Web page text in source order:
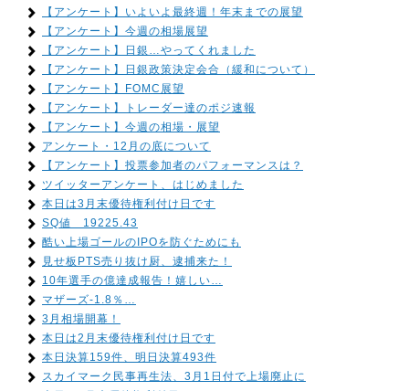
【アンケート】いよいよ最終週！年末までの展望
【アンケート】今週の相場展望
【アンケート】日銀…やってくれました
【アンケート】日銀政策決定会合（緩和について）
【アンケート】FOMC展望
【アンケート】トレーダー達のポジ速報
【アンケート】今週の相場・展望
アンケート・12月の底について
【アンケート】投票参加者のパフォーマンスは？
ツイッターアンケート、はじめました
本日は3月末優待権利付け日です
SQ値 19225.43
酷い上場ゴールのIPOを防ぐためにも
見せ板PTS売り抜け厨、逮捕来た！
10年選手の億達成報告！嬉しい…
マザーズ-1.8％…
3月相場開幕！
本日は2月末優待権利付け日です
本日決算159件、明日決算493件
スカイマーク民事再生法、3月1日付で上場廃止に